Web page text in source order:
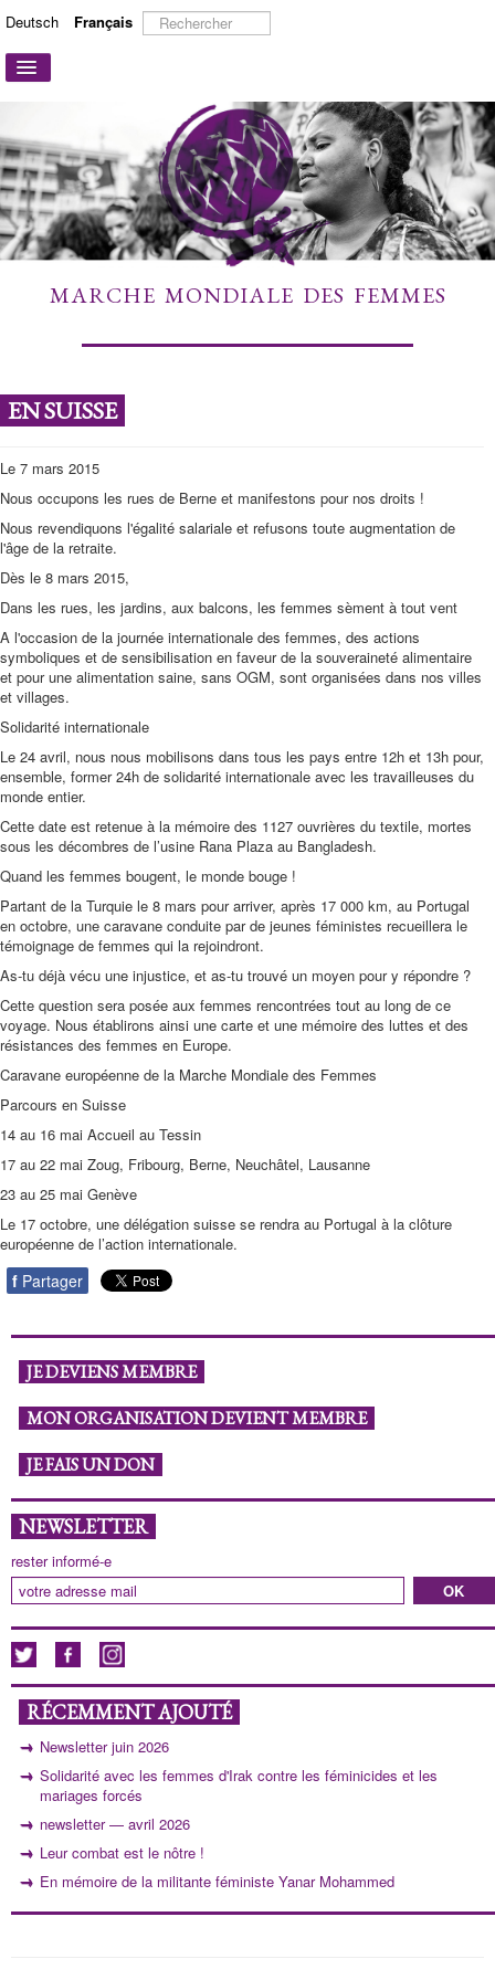
Deutsch Français Rechercher
Basculer
A PROPOS
ACTIONS ET CAMPAGNES
PARTICIPER
TÉMOIGNAGES
À DÉCOUVRIR
MARCHE MONDIALE DES FEMMES
EN SUISSE
Le 7 mars 2015
Nous occupons les rues de Berne et manifestons pour nos droits !
Nous revendiquons l'égalité salariale et refusons toute augmentation de
l'âge de la retraite.
Dès le 8 mars 2015,
Dans les rues, les jardins, aux balcons, les femmes sèment à tout vent
A l'occasion de la journée internationale des femmes, des actions
symboliques et de sensibilisation en faveur de la souveraineté alimentaire
et pour une alimentation saine, sans OGM, sont organisées dans nos villes
et villages.
Solidarité internationale
Le 24 avril, nous nous mobilisons dans tous les pays entre 12h et 13h pour,
ensemble, former 24h de solidarité internationale avec les travailleuses du
monde entier.
Cette date est retenue à la mémoire des 1127 ouvrières du textile, mortes
sous les décombres de l’usine Rana Plaza au Bangladesh.
Quand les femmes bougent, le monde bouge !
Partant de la Turquie le 8 mars pour arriver, après 17 000 km, au Portugal
en octobre, une caravane conduite par de jeunes féministes recueillera le
témoignage de femmes qui la rejoindront.
As-tu déjà vécu une injustice, et as-tu trouvé un moyen pour y répondre ?
Cette question sera posée aux femmes rencontrées tout au long de ce
voyage. Nous établirons ainsi une carte et une mémoire des luttes et des
résistances des femmes en Europe.
Caravane européenne de la Marche Mondiale des Femmes
Parcours en Suisse
14 au 16 mai Accueil au Tessin
17 au 22 mai Zoug, Fribourg, Berne, Neuchâtel, Lausanne
23 au 25 mai Genève
Le 17 octobre, une délégation suisse se rendra au Portugal à la clôture
européenne de l’action internationale.
f Partager
JE DEVIENS MEMBRE
MON ORGANISATION DEVIENT MEMBRE
JE FAIS UN DON
NEWSLETTER
rester informé-e
RÉCEMMENT AJOUTÉ
Newsletter juin 2026
Solidarité avec les femmes d'Irak contre les féminicides et les
mariages forcés
newsletter — avril 2026
Leur combat est le nôtre !
En mémoire de la militante féministe Yanar Mohammed